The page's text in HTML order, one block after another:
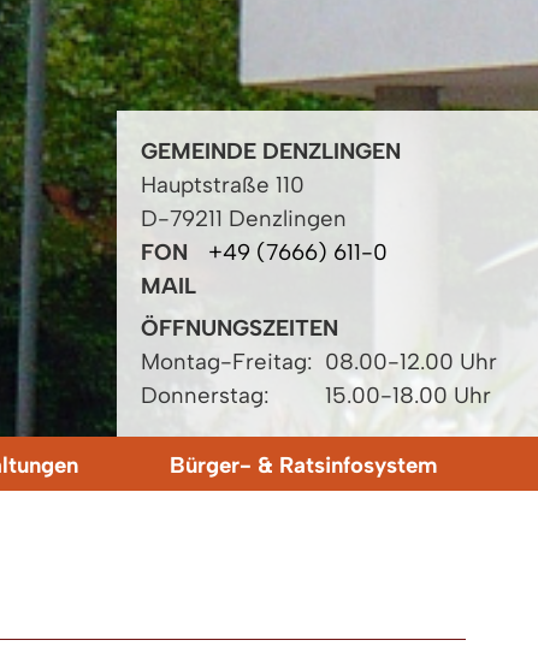
GEMEINDE DENZLINGEN
Hauptstraße 110
D-79211 Denzlingen
FON
+49 (7666) 611-0
MAIL
ÖFFNUNGSZEITEN
Montag-Freitag: 08.00-12.00 Uhr
Donnerstag:
15.00-18.00 Uhr
Bürger- & Ratsinfosystem